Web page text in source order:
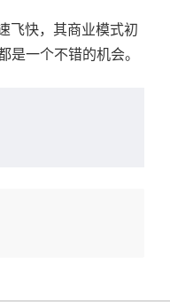
飞快，其商业模式初
一个不错的机会。